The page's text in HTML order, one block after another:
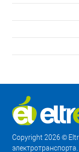
Copyright 2026 ©